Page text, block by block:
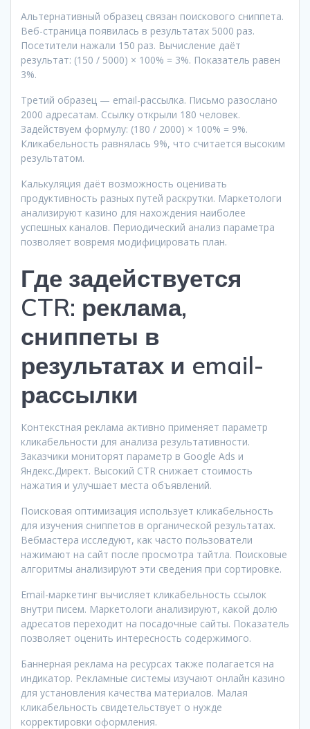
Альтернативный образец связан поискового сниппета.
Веб-страница появилась в результатах 5000 раз.
Посетители нажали 150 раз. Вычисление даёт
результат: (150 / 5000) × 100% = 3%. Показатель равен
3%.
Третий образец — email-рассылка. Письмо разослано
2000 адресатам. Ссылку открыли 180 человек.
Задействуем формулу: (180 / 2000) × 100% = 9%.
Кликабельность равнялась 9%, что считается высоким
результатом.
Калькуляция даёт возможность оценивать
продуктивность разных путей раскрутки. Маркетологи
анализируют казино для нахождения наиболее
успешных каналов. Периодический анализ параметра
позволяет вовремя модифицировать план.
Где задействуется
CTR: реклама,
сниппеты в
результатах и email-
рассылки
Контекстная реклама активно применяет параметр
кликабельности для анализа результативности.
Заказчики мониторят параметр в Google Ads и
Яндекс.Директ. Высокий CTR снижает стоимость
нажатия и улучшает места объявлений.
Поисковая оптимизация использует кликабельность
для изучения сниппетов в органической результатах.
Вебмастера исследуют, как часто пользователи
нажимают на сайт после просмотра тайтла. Поисковые
алгоритмы анализируют эти сведения при сортировке.
Email-маркетинг вычисляет кликабельность ссылок
внутри писем. Маркетологи анализируют, какой долю
адресатов переходит на посадочные сайты. Показатель
позволяет оценить интересность содержимого.
Баннерная реклама на ресурсах также полагается на
индикатор. Рекламные системы изучают онлайн казино
для установления качества материалов. Малая
кликабельность свидетельствует о нужде
корректировки оформления.